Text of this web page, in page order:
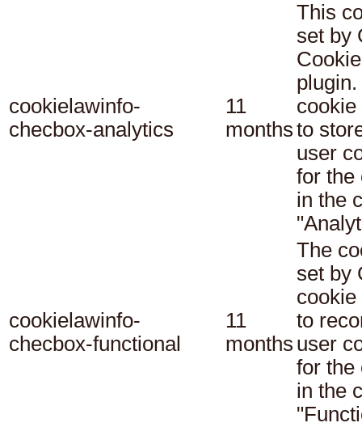
cookielawinfo-
checbox-analytics
11
months
This
set by
cookie
to
user
for the
in the
cookielawinfo-
checbox-functional
11
months
The
set by
cookie
to
user
for the
in the